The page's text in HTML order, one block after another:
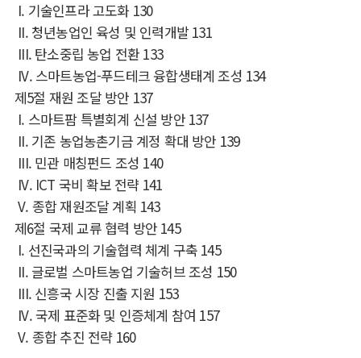
I. 기술인프라 고도화 130
II. 청년농업인 육성 및 인력개발 131
III. 탄소중립 농업 전환 133
IV. 스마트농업-푸드테크 융합생태계 조성 134
제5절 재원 조달 방안 137
I. 스마트팜 특별회계 신설 방안 137
II. 기존 농업농촌기금 계정 확대 방안 139
III. 민관 매칭펀드 조성 140
IV. ICT 국비 확보 전략 141
V. 종합 재원조달 계획 143
제6절 국제 교류 협력 방안 145
I. 선진국과의 기술협력 체계 구축 145
II. 글로벌 스마트농업 기술허브 조성 150
III. 신흥국 시장 진출 지원 153
IV.국제 표준화 및 인증체계 참여 157
V. 종합 추진 전략 160